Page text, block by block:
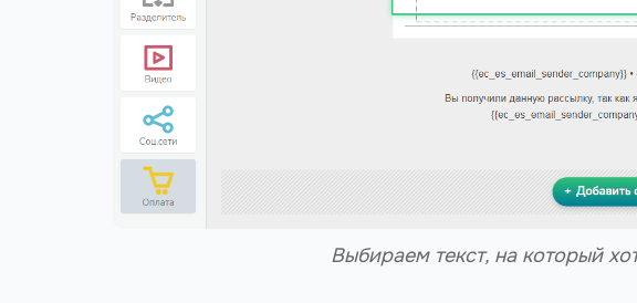
Выбираем текст, на который